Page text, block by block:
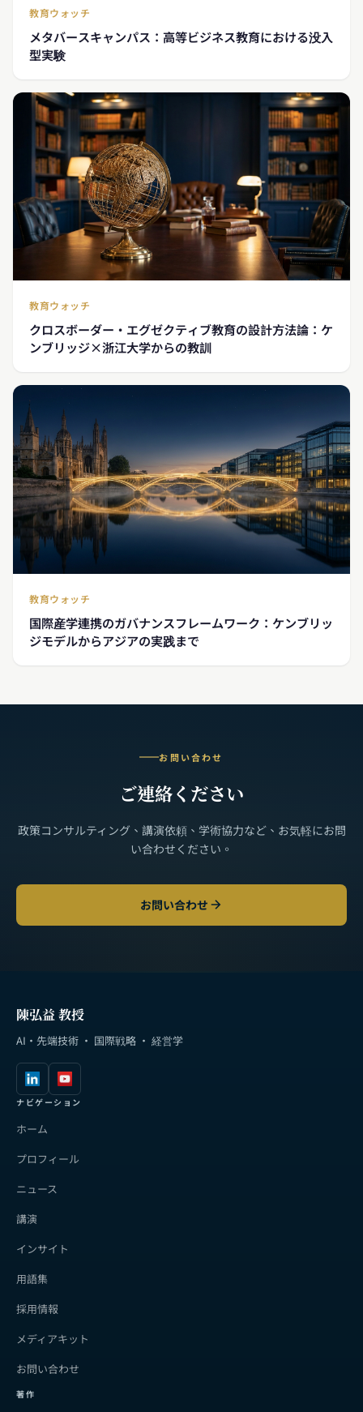
教育ウォッチ
メタバースキャンパス：高等ビジネス教育における没入
型実験
教育ウォッチ
クロスボーダー・エグゼクティブ教育の設計方法論：ケ
ンブリッジ×浙江大学からの教訓
教育ウォッチ
国際産学連携のガバナンスフレームワーク：ケンブリッ
ジモデルからアジアの実践まで
お問い合わせ
ご連絡ください
政策コンサルティング、講演依頼、学術協力など、お気軽にお問
い合わせください。
お問い合わせ
陳弘益 教授
AI・先端技術 · 国際戦略 · 経営学
ナビゲーション
ホーム
プロフィール
ニュース
講演
インサイト
用語集
採用情報
メディアキット
お問い合わせ
著作